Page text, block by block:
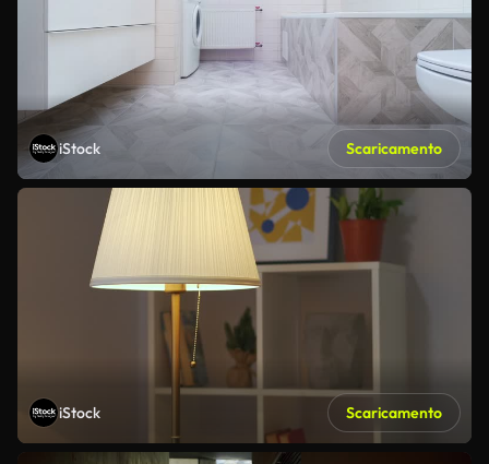
iStock Scaricamento
iStock Scaricamento